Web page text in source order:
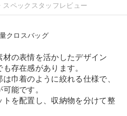
スペック スタッフレビュー
クロスバッグ
の表情を活かしたデザイン
存在感があります。
巾着のように絞れる仕様で、
能です。
を配置し、収納物を分けて整